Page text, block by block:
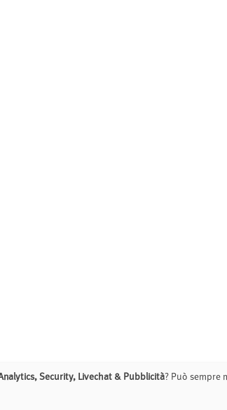
Security, Livechat & Pubblicità? Può sempre